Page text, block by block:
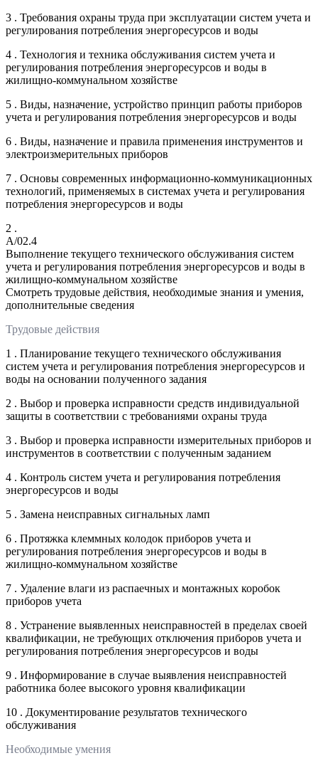
3 . Требования охраны труда при эксплуатации систем учета и
регулирования потребления энергоресурсов и воды
4 . Технология и техника обслуживания систем учета и
регулирования потребления энергоресурсов и воды в
жилищно-коммунальном хозяйстве
5 . Виды, назначение, устройство принцип работы приборов
учета и регулирования потребления энергоресурсов и воды
6 . Виды, назначение и правила применения инструментов и
электроизмерительных приборов
7 . Основы современных информационно-коммуникационных
технологий, применяемых в системах учета и регулирования
потребления энергоресурсов и воды
2 .
A/02.4
Выполнение текущего технического обслуживания систем
учета и регулирования потребления энергоресурсов и воды в
жилищно-коммунальном хозяйстве
Смотреть трудовые действия, необходимые знания и умения,
дополнительные сведения
Трудовые действия
1 . Планирование текущего технического обслуживания
систем учета и регулирования потребления энергоресурсов и
воды на основании полученного задания
2 . Выбор и проверка исправности средств индивидуальной
защиты в соответствии с требованиями охраны труда
3 . Выбор и проверка исправности измерительных приборов и
инструментов в соответствии с полученным заданием
4 . Контроль систем учета и регулирования потребления
энергоресурсов и воды
5 . Замена неисправных сигнальных ламп
6 . Протяжка клеммных колодок приборов учета и
регулирования потребления энергоресурсов и воды в
жилищно-коммунальном хозяйстве
7 . Удаление влаги из распаечных и монтажных коробок
приборов учета
8 . Устранение выявленных неисправностей в пределах своей
квалификации, не требующих отключения приборов учета и
регулирования потребления энергоресурсов и воды
9 . Информирование в случае выявления неисправностей
работника более высокого уровня квалификации
10 . Документирование результатов технического
обслуживания
Необходимые умения